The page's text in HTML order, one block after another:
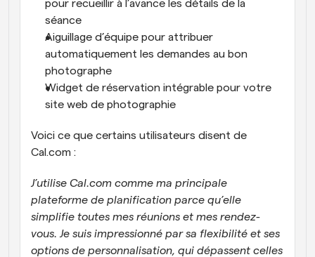
pour recueillir à l’avance les détails de la
séance
Aiguillage d’équipe pour attribuer
automatiquement les demandes au bon
photographe
Widget de réservation intégrable pour votre
site web de photographie
Voici ce que certains utilisateurs disent de
Cal.com :
J’utilise Cal.com comme ma principale
plateforme de planification parce qu’elle
simplifie toutes mes réunions et mes rendez-
vous. Je suis impressionné par sa flexibilité et ses
options de personnalisation, qui dépassent celles